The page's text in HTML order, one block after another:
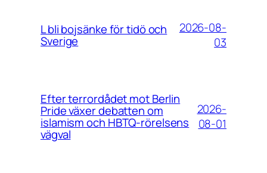
L bli bojsänke för tidö och
Sverige
2026-08-
03
Efter terrordådet mot Berlin
Pride växer debatten om
islamism och HBTQ-rörelsens
vägval
2026-
08-01